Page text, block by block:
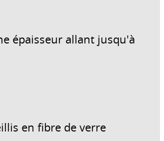
épaisseur allant jusqu'à
en fibre de verre